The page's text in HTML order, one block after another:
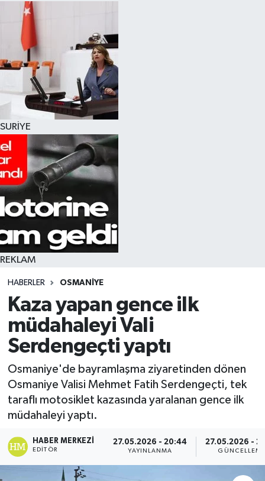
SURİYE
REKLAM
HABERLER OSMANIYE
Kaza yapan gence ilk
müdahaleyi Vali
Serdengeçti yaptı
Osmaniye'de bayramlaşma ziyaretinden dönen
Osmaniye Valisi Mehmet Fatih Serdengeçti, tek
taraflı motosiklet kazasında yaralanan gence ilk
müdahaleyi yaptı.
HABER MERKEZI
EDITÖR
27.05.2026 - 20:44
YAYINLANMA
27.05.2026 -